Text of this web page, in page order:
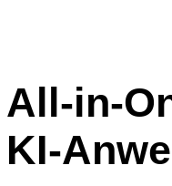
All-in-
KI-